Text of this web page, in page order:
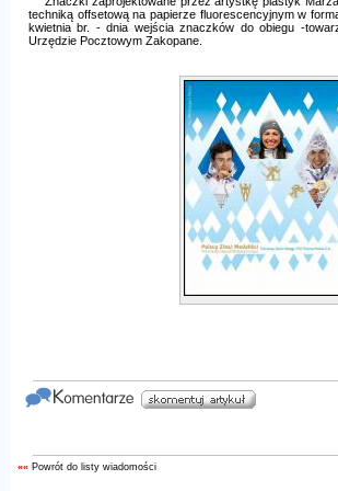
techniką offsetową na papierze fluorescencyjnym w
kwietnia br. - dnia wejścia znaczków do obiegu -
Urzędzie Pocztowym Zakopane.
«« Powrót do listy wiadomości